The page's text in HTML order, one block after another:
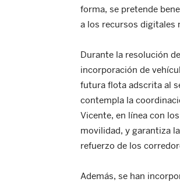
forma, se pretende
a los recursos digitales
Durante la resolución
incorporación de
futura flota adscrita al
contempla la
Vicente, en línea con
movilidad, y garantiza
refuerzo de los
Además, se han